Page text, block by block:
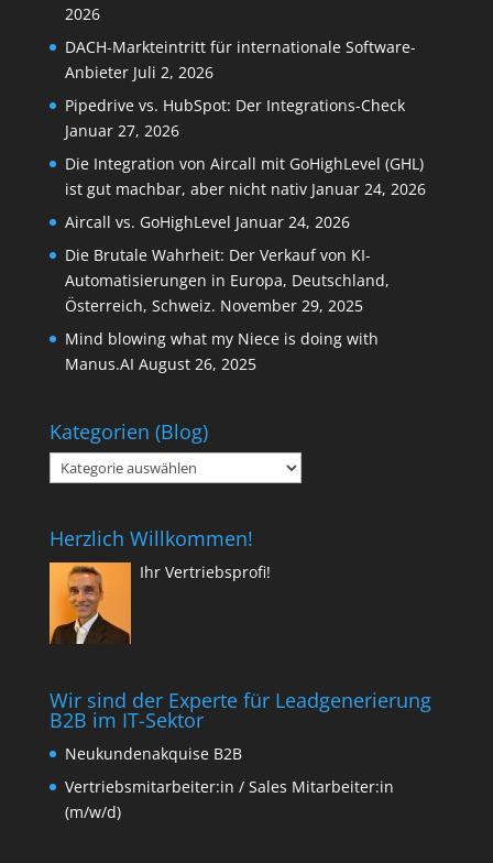
2026
DACH-Markteintritt für internationale Software-
Anbieter Juli 2, 2026
Pipedrive vs. HubSpot: Der Integrations-Check
Januar 27, 2026
Die Integration von Aircall mit GoHighLevel (GHL)
ist gut machbar, aber nicht nativ Januar 24, 2026
Aircall vs. GoHighLevel Januar 24, 2026
Die Brutale Wahrheit: Der Verkauf von KI-
Automatisierungen in Europa, Deutschland,
Österreich, Schweiz. November 29, 2025
Mind blowing what my Niece is doing with
Manus.AI August 26, 2025
Kategorien (Blog)
Kategorien
(Blog)
Herzlich Willkommen!
Ihr Vertriebsprofi!
Wir sind der Experte für Leadgenerierung
B2B im IT-Sektor
Neukundenakquise B2B
Vertriebsmitarbeiter:in / Sales Mitarbeiter:in
(m/w/d)